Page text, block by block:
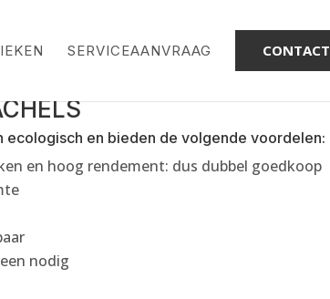
SERVICEAANVRAAG CONTACT
ecologisch en bieden de volgende voordelen:
en hoog rendement: dus dubbel goedkoop
nodig